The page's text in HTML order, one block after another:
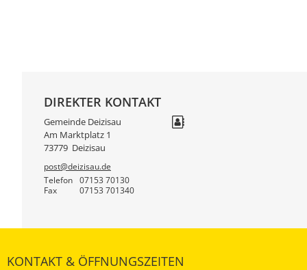
DIREKTER KONTAKT
Gemeinde Deizisau
Am Marktplatz 1
73779 Deizisau
post@deizisau.de
Telefon
07153 70130
Fax 07153 701340
KONTAKT & ÖFFNUNGSZEITEN